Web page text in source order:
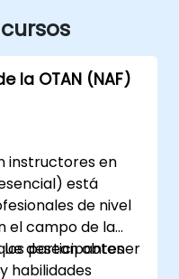
la OTAN (NAF)
instructores en
está
de nivel
el campo de la
desean obtener
habilidades
los participantes